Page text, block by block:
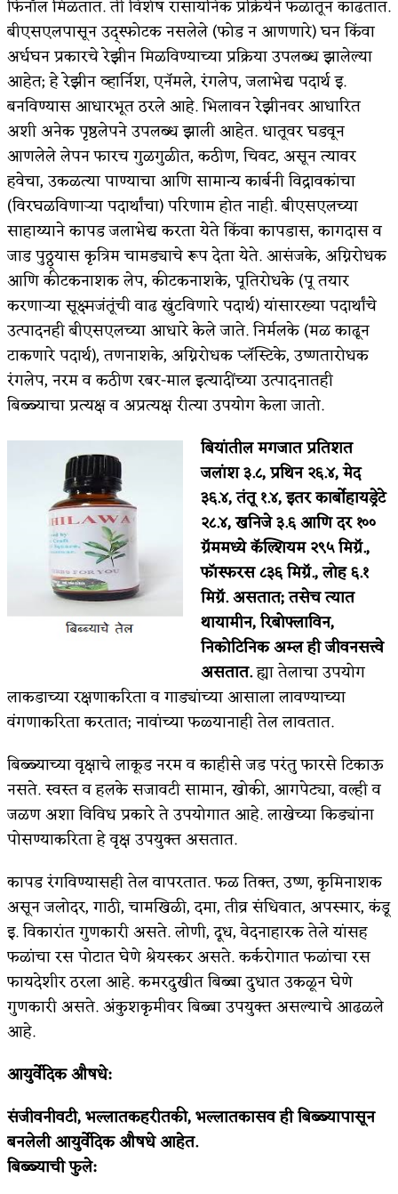
फिनॉल मिळतात. ती विशेष रासायनिक प्रक्रियेने फळातून काढतात.
बीएसएलपासून उद्स्फोटक नसलेले (फोड न आणणारे) घन किंवा
अर्धघन प्रकारचे रेझीन मिळविण्याच्या प्रक्रिया उपलब्ध झालेल्या
आहेत; हे रेझीन व्हार्निश, एनॅमले, रंगलेप, जलाभेद्य पदार्थ इ.
बनविण्यास आधारभूत ठरले आहे. भिलावन रेझीनवर आधारित
अशी अनेक पृष्ठलेपने उपलब्ध झाली आहेत. धातूवर घडवून
आणलेले लेपन फारच गुळगुळीत, कठीण, चिवट, असून त्यावर
हवेचा, उकळत्या पाण्याचा आणि सामान्य कार्बनी विद्रावकांचा
(विरघळविणाऱ्या पदार्थांचा) परिणाम होत नाही. बीएसएलच्या
साहाय्याने कापड जलाभेद्य करता येते किंवा कापडास, कागदास व
जाड पुठ्ठ्यास कृत्रिम चामड्याचे रूप देता येते. आसंजके, अग्निरोधक
आणि कीटकनाशक लेप, कीटकनाशके, पूतिरोधके (पू तयार
करणाऱ्या सूक्ष्मजंतूंची वाढ खुंटविणारे पदार्थ) यांसारख्या पदार्थांचे
उत्पादनही बीएसएलच्या आधारे केले जाते. निर्मलके (मळ काढून
टाकणारे पदार्थ), तणनाशके, अग्निरोधक प्लॅस्टिके, उष्णतारोधक
रंगलेप, नरम व कठीण रबर-माल इत्यादींच्या उत्पादनातही
बिब्ब्याचा प्रत्यक्ष व अप्रत्यक्ष रीत्या उपयोग केला जातो.
बियांतील मगजात प्रतिशत
जलांश ३.८, प्रथिन २६.४, मेद
३६.४, तंतू १.४, इतर कार्बोहायड्रेटे
२८.४, खनिजे ३.६ आणि दर १००
ग्रॅममध्ये कॅल्शियम २९५ मिग्रॅ.,
फॉस्फरस ८३६ मिग्रॅ., लोह ६.१
मिग्रॅ. असतात; तसेच त्यात
थायामीन, रिबोफ्लाविन,
निकोटिनिक अम्ल ही जीवनसत्त्वे
असतात.ह्या तेलाचा उपयोग
लाकडाच्या रक्षणाकरिता व गाड्यांच्या आसाला लावण्याच्या
वंगणाकरिता करतात; नावांच्या फळ्यानाही तेल लावतात.
बिब्ब्याच्या वृक्षाचे लाकूड नरम व काहीसे जड परंतु फारसे टिकाऊ
नसते. स्वस्त व हलके सजावटी सामान, खोकी, आगपेट्या, वल्ही व
जळण अशा विविध प्रकारे ते उपयोगात आहे. लाखेच्या किड्यांना
पोसण्याकरिता हे वृक्ष उपयुक्त असतात.
कापड रंगविण्यासही तेल वापरतात. फळ तिक्त, उष्ण, कृमिनाशक
असून जलोदर, गाठी, चामखिळी, दमा, तीव्र संधिवात, अपस्मार, कंडू
इ. विकारांत गुणकारी असते. लोणी, दूध, वेदनाहारक तेले यांसह
फळांचा रस पोटात घेणे श्रेयस्कर असते. कर्करोगात फळांचा रस
फायदेशीर ठरला आहे. कमरदुखीत बिब्बा दुधात उकळून घेणे
गुणकारी असते. अंकुशकृमीवर बिब्बा उपयुक्त असल्याचे आढळले
आहे.
आयुर्वेदिक औषधे:
संजीवनीवटी, भल्लातकहरीतकी, भल्लातकासव ही बिब्ब्यापासून
बनलेली आयुर्वेदिक औषधे आहेत.
बिब्ब्याची फुले: